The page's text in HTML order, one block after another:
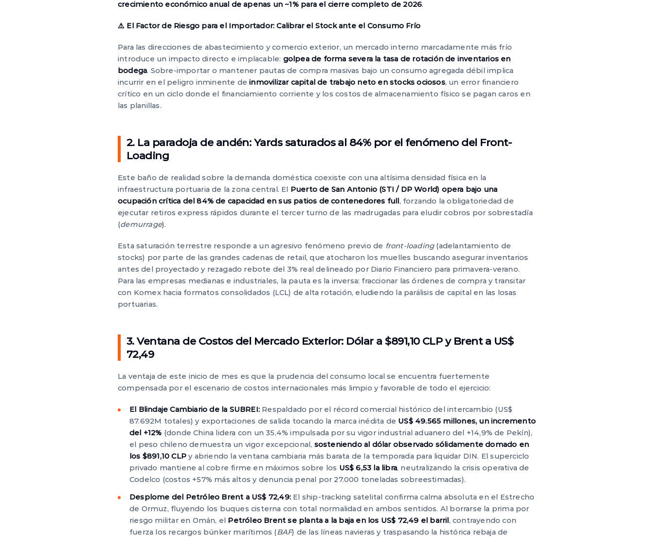
crecimiento económico anual de apenas un ~1% para el cierre completo de 2026.
⚠️ El Factor de Riesgo para el Importador: Calibrar el Stock ante el Consumo Frío
Para las direcciones de abastecimiento y comercio exterior, un mercado interno marcadamente más frío
introduce un impacto directo e implacable: golpea de forma severa la tasa de rotación de inventarios en
bodega. Sobre-importar o mantener pautas de compra masivas bajo un consumo agregada débil implica
incurrir en el peligro inminente deinmovilizar capital de trabajo neto en stocks ociosos, un error financiero
crítico en un ciclo donde el financiamiento corriente y los costos de almacenamiento físico se pagan caros en
las planillas.
2. La paradoja de andén: Yards saturados al 84% por el fenómeno del Front-
Loading
Este baño de realidad sobre la demanda doméstica coexiste con una altísima densidad física en la
infraestructura portuaria de la zona central. El Puerto de San Antonio (STI / DP World) opera bajo una
ocupación crítica del 84% de capacidad en sus patios de contenedores full, forzando la obligatoriedad de
ejecutar retiros express rápidos durante el tercer turno de las madrugadas para eludir cobros por sobrestadía
(demurrage).
Esta saturación terrestre responde a un agresivo fenómeno previo de front-loading(adelantamiento de
stocks) por parte de las grandes cadenas de retail, que atocharon los muelles buscando asegurar inventarios
antes del proyectado y rezagado rebote del 3% real delineado por Diario Financiero para primavera-verano.
Para las empresas medianas e industriales, la pauta es la inversa: fraccionar las órdenes de compra y transitar
con Komex hacia formatos consolidados (LCL) de alta rotación, eludiendo la parálisis de capital en las losas
portuarias.
3. Ventana de Costos del Mercado Exterior: Dólar a $891,10 CLP y Brent a US$
72,49
La ventaja de este inicio de mes es que la prudencia del consumo local se encuentra fuertemente
compensada por el escenario de costos internacionales más limpio y favorable de todo el ejercicio:
El Blindaje Cambiario de la SUBREI: Respaldado por el récord comercial histórico del intercambio (US$
87.692M totales) y exportaciones de salida tocando la marca inédita de US$ 49.565 millones, un incremento
del +12% (donde China lidera con un 35,4% impulsada por su vigor industrial aduanero del +14,9% de Pekín),
el peso chileno demuestra un vigor excepcional, sosteniendo al dólar observado sólidamente domado en
los $891,10 CLP y abriendo la ventana cambiaria más barata de la temporada para liquidar DIN. El superciclo
privado mantiene al cobre firme en máximos sobre los US$ 6,53 la libra, neutralizando la crisis operativa de
Codelco (costos +57% más altos y denuncia penal por 27.000 toneladas sobreestimadas).
Desplome del Petróleo Brent a US$ 72,49: El ship-tracking satelital confirma calma absoluta en el Estrecho
de Ormuz, fluyendo los buques cisterna con total normalidad en ambos sentidos. Al borrarse la prima por
riesgo militar en Omán, el Petróleo Brent se planta a la baja en los US$ 72,49 el barril, contrayendo con
fuerza los recargos búnker marítimos (BAF) de las líneas navieras y traspasando la histórica rebaja de